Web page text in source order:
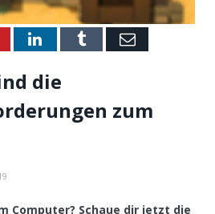
LinkedInTumblrEmail
die
zum
Computer? Schaue dir jetzt die